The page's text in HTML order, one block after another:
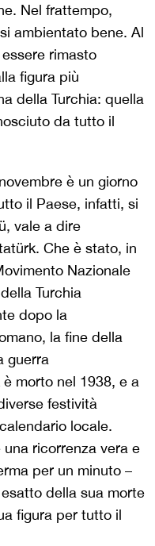
Nel frattempo,
ambientato bene. Al
rimasto
figura più
della Turchia: quella
da tutto il
è un giorno
il Paese, infatti, si
vale a dire
Che è stato, in
Nazionale
Turchia
dopo la
la fine della
guerra
morto nel 1938, e a
festività
locale.
ricorrenza vera e
per un minuto –
della sua morte
figura per tutto il